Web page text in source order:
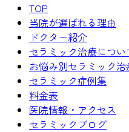
TOP
当院が選ばれる理由
ドクター紹介
セラミック治療につい
お悩み別セラミック治
セラミック症例集
料金表
医院情報・アクセス
セラミックブログ